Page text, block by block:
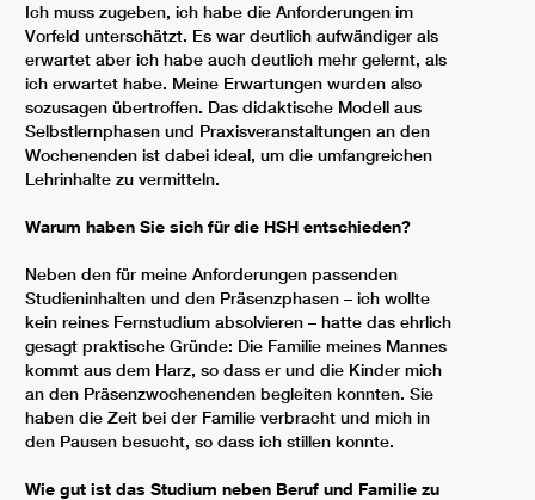
Ich muss zugeben, ich habe die Anforderungen im
Vorfeld unterschätzt. Es war deutlich aufwändiger als
erwartet aber ich habe auch deutlich mehr gelernt, als
ich erwartet habe. Meine Erwartungen wurden also
sozusagen übertroffen. Das didaktische Modell aus
Selbstlernphasen und Praxisveranstaltungen an den
Wochenenden ist dabei ideal, um die umfangreichen
Lehrinhalte zu vermitteln.
Warum haben Sie sich für die HSH entschieden?
Neben den für meine Anforderungen passenden
Studieninhalten und den Präsenzphasen – ich wollte
kein reines Fernstudium absolvieren – hatte das ehrlich
gesagt praktische Gründe: Die Familie meines Mannes
kommt aus dem Harz, so dass er und die Kinder mich
an den Präsenzwochenenden begleiten konnten. Sie
haben die Zeit bei der Familie verbracht und mich in
den Pausen besucht, so dass ich stillen konnte.
Wie gut ist das Studium neben Beruf und Familie zu